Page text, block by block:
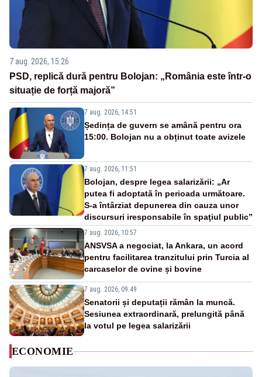
7 aug. 2026, 15:26
PSD, replică dură pentru Bolojan: „România este într-o
situație de forță majoră”
7 aug. 2026, 14:51
Ședința de guvern se amână pentru ora
15:00. Bolojan nu a obținut toate avizele
7 aug. 2026, 11:51
Bolojan, despre legea salarizării: „Ar
putea fi adoptată în perioada următoare.
S-a întârziat depunerea din cauza unor
discursuri iresponsabile în spaţiul public”
7 aug. 2026, 10:57
ANSVSA a negociat, la Ankara, un acord
pentru facilitarea tranzitului prin Turcia al
carcaselor de ovine și bovine
7 aug. 2026, 09:49
Senatorii și deputații rămân la muncă.
Sesiunea extraordinară, prelungită până
la votul pe legea salarizării
ECONOMIE